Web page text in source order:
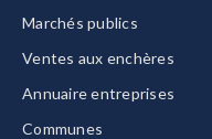
Marchés publics
Ventes aux enchères
Annuaire entreprises
Communes